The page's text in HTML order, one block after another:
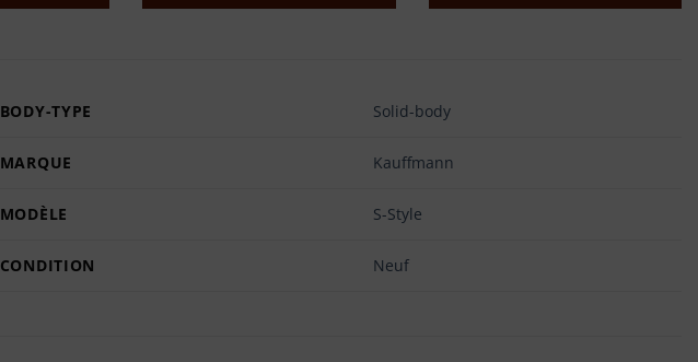
BODY-TYPE Solid-body
MARQUE Kauffmann
MODÈLE S-Style
CONDITION Neuf